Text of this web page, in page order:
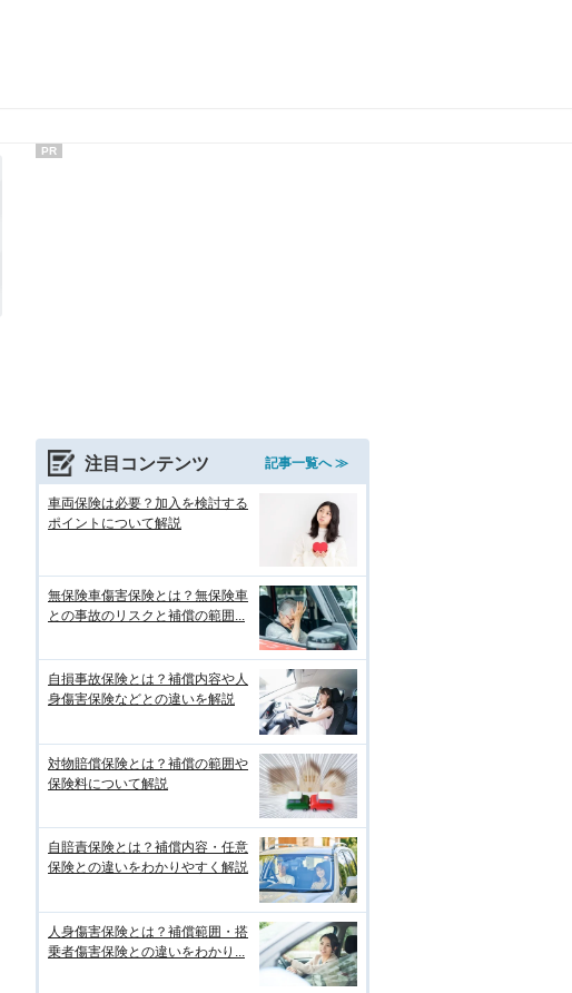
PR
注目コンテンツ 記事一覧へ ≫
車両保険は必要？加入を検討する
ポイントについて解説
無保険車傷害保険とは？無保険車
との事故のリスクと補償の範囲...
自損事故保険とは？補償内容や人
身傷害保険などとの違いを解説
対物賠償保険とは？補償の範囲や
保険料について解説
自賠責保険とは？補償内容・任意
保険との違いをわかりやすく解説
人身傷害保険とは？補償範囲・搭
乗者傷害保険との違いをわかり...